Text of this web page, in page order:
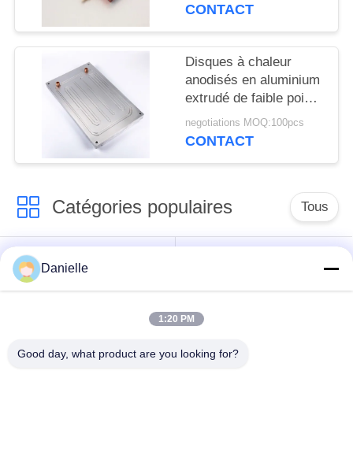
CONTACT
Disques à chaleur
anodisés en aluminium
extrudé de faible poids,
avec une bonne
résistance à la
negotiations MOQ:100pcs
CONTACT
Catégories populaires Tous
Die Castings en
aluminium
aluminium
de commande
commande
Danielle
1:20 PM
Good day, what product are you looking for?